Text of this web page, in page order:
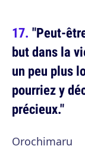
"Peut-
but dans la
un peu plus
pourriez y
précieux."
Orochimaru